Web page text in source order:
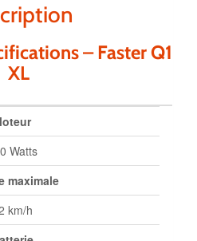
– Faster Q1
XL
Watts
maximale
km/h